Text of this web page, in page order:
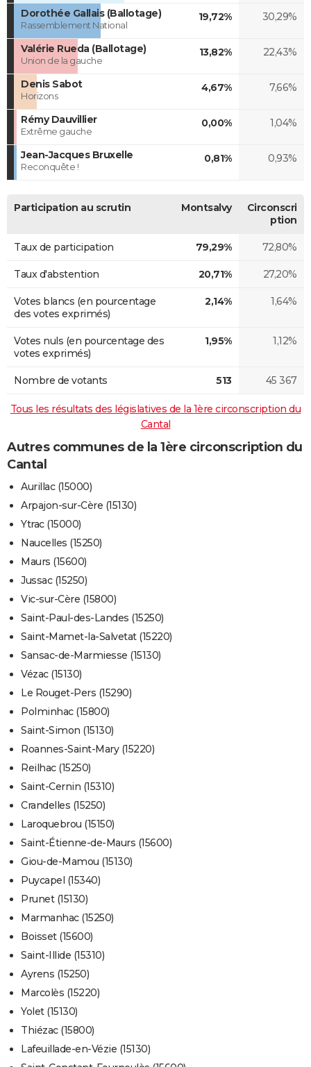
Dorothée Gallais (Ballotage)
Rassemblement National
19,72% 30,29%
Valérie Rueda (Ballotage)
Union de la gauche
13,82% 22,43%
Denis Sabot
Horizons
4,67% 7,66%
Rémy Dauvillier
Extrême gauche
0,00% 1,04%
Jean-Jacques Bruxelle
Reconquête !
0,81% 0,93%
Participation au scrutin Montsalvy
Circonscri
ption
Taux de participation 79,29% 72,80%
Taux d'abstention 20,71% 27,20%
Votes blancs (en pourcentage
des votes exprimés)
2,14% 1,64%
Votes nuls (en pourcentage des
votes exprimés)
1,95% 1,12%
Nombre de votants 513 45 367
Tous les résultats des législatives de la 1ère circonscription du
Cantal
Autres communes de la 1ère circonscription du
Cantal
Aurillac (15000)
Arpajon-sur-Cère (15130)
Ytrac (15000)
Naucelles (15250)
Maurs (15600)
Jussac (15250)
Vic-sur-Cère (15800)
Saint-Paul-des-Landes (15250)
Saint-Mamet-la-Salvetat (15220)
Sansac-de-Marmiesse (15130)
Vézac (15130)
Le Rouget-Pers (15290)
Polminhac (15800)
Saint-Simon (15130)
Roannes-Saint-Mary (15220)
Reilhac (15250)
Saint-Cernin (15310)
Crandelles (15250)
Laroquebrou (15150)
Saint-Étienne-de-Maurs (15600)
Giou-de-Mamou (15130)
Puycapel (15340)
Prunet (15130)
Marmanhac (15250)
Boisset (15600)
Saint-Illide (15310)
Ayrens (15250)
Marcolès (15220)
Yolet (15130)
Thiézac (15800)
Lafeuillade-en-Vézie (15130)